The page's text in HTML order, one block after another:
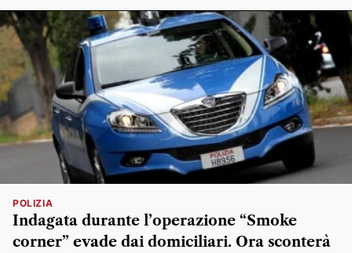
POLIZIA
Indagata durante l’operazione “Smoke
corner” evade dai domiciliari. Ora sconterà